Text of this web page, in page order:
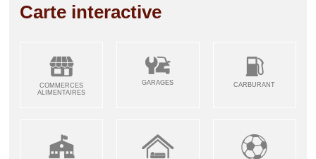
Carte interactive
COMMERCES
ALIMENTAIRES
GARAGES CARBURANT